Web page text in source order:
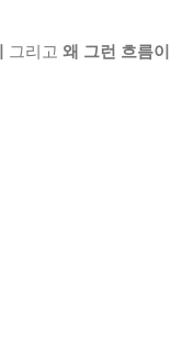
그리고 왜 그런 흐름이